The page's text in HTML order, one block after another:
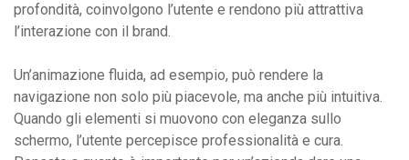
profondità, coinvolgono l’utente e rendono più attrattiva
l’interazione con il brand.
Un’animazione fluida, ad esempio, può rendere la
navigazione non solo più piacevole, ma anche più intuitiva.
Quando gli elementi si muovono con eleganza sullo
schermo, l’utente percepisce professionalità e cura.